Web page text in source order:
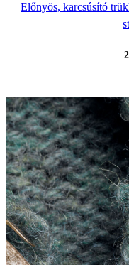
Előnyös, karcsúsító